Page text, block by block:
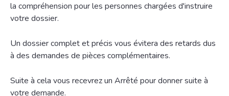
la compréhension pour les personnes chargées d'instruire
votre dossier.
Un dossier complet et précis vous évitera des retards dus
à des demandes de pièces complémentaires.
Suite à cela vous recevrez un Arrêté pour donner suite à
votre demande.